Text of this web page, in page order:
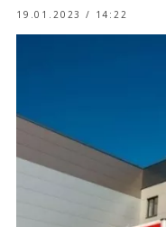
19.01.2023 / 14:22